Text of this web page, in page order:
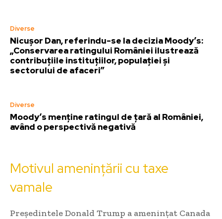
Diverse
Nicușor Dan, referindu-se la decizia Moody’s:
„Conservarea ratingului României ilustrează
contribuțiile instituțiilor, populației și
sectorului de afaceri”
Diverse
Moody’s menține ratingul de țară al României,
având o perspectivă negativă
Motivul amenințării cu taxe
vamale
Președintele Donald Trump a amenințat Canada